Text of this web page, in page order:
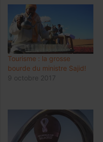
Tourisme : la grosse
bourde du ministre Sajid!
9 octobre 2017